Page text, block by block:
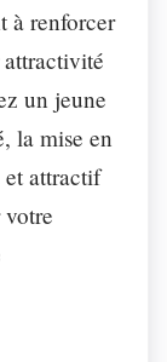
à renforcer
un jeune
la mise en
et attractif